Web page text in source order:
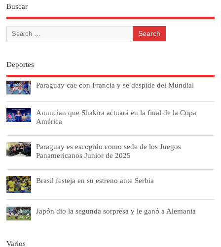
Buscar
Deportes
Paraguay cae con Francia y se despide del Mundial
Anuncian que Shakira actuará en la final de la Copa
América
Paraguay es escogido como sede de los Juegos
Panamericanos Junior de 2025
Brasil festeja en su estreno ante Serbia
Japón dio la segunda sorpresa y le ganó a Alemania
Varios